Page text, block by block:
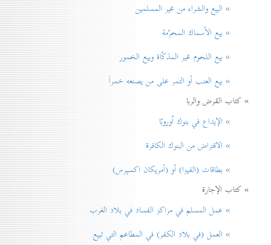
» البيع والشراء من غير المسلمين
» بيع الأسماك المحرّمة
» بيع اللحوم غير المذكّاة وبيع الخمور
» بيع العنب أو التمر على من يصنعه خمراً
» كتاب القرض والربا
» الإيداع في بنوك اُوروبّا
» الاقتراض من البنوك الكافرة
» بطاقات (الفيزا) أو (أمريكان اكسپرس)
» كتاب الإجارة
» عمل المسلم في مراكز الفساد في بلاد الغرب
» العمل (في بلاد الكفر) في المطاعم التي تبيع